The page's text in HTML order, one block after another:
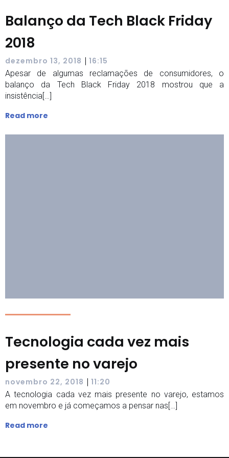
Balanço da Tech Black Friday
2018
dezembro 13, 2018 | 16:15
Apesar de algumas reclamações de consumidores, o
balanço da Tech Black Friday 2018 mostrou que a
insistência[…]
Read more
Tecnologia cada vez mais
presente no varejo
novembro 22, 2018 | 11:20
A tecnologia cada vez mais presente no varejo, estamos
em novembro e já começamos a pensar nas[…]
Read more